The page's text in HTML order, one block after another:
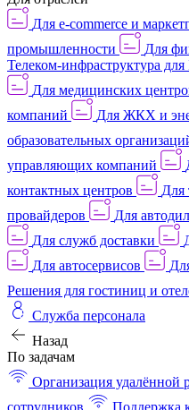
Для e-commerce и
промышленности
Для
Телеком-инфраструктура
Для медицинских
компаний
Для ЖКХ и
образовательных
управляющих компаний
контактных центров
Для
провайдеров
Для
Для служб доставки
Для автосервисов
Решения для гостиниц и
Служба персонала
Назад
По задачам
Организация удалённой
сотрудников
Поддержка